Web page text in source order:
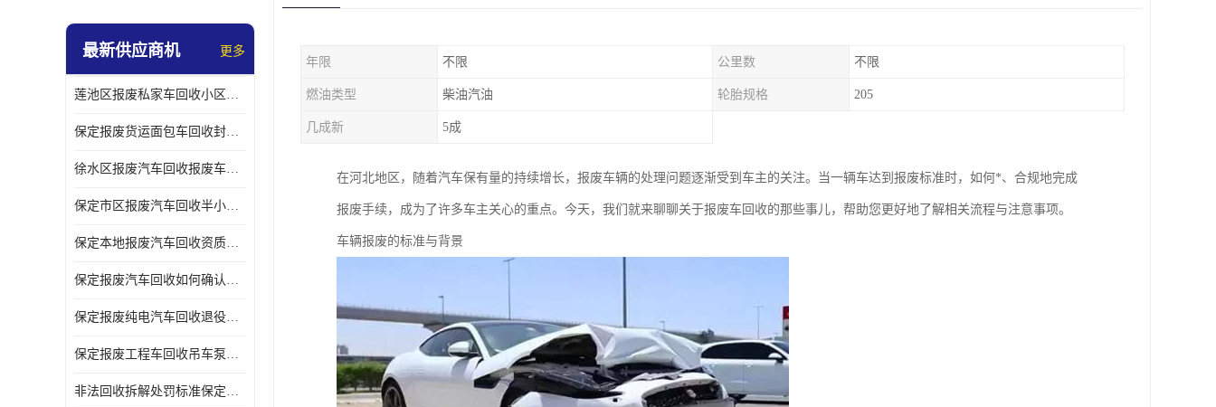
挖掘机拆车件
最新供应商机 更多
莲池区报废私家车回收小区上门拖车便捷
保定报废货运面包车回收封闭货车报废销户
徐水区报废汽车回收报废车辆补贴申请流程
保定市区报废汽车回收半小时上门现场估价
保定本地报废汽车回收资质齐全无隐形收费
保定报废汽车回收如何确认车辆完成销户
保定报废纯电汽车回收退役电池统一处置
保定报废工程车回收吊车泵车挖掘机回收拆解
非法回收拆解处罚标准保定报废车合规提示
年限 不限 公里数 不限
燃油类型 柴油汽油 轮胎规格 205
几成新 5成
在河北地区，随着汽车保有量的持续增长，报废车辆的处理问题逐渐受到车主的关注。当一辆车达到报废标准时，如何*、合规地完成
报废手续，成为了许多车主关心的重点。今天，我们就来聊聊关于报废车回收的那些事儿，帮助您更好地了解相关流程与注意事项。
车辆报废的标准与背景